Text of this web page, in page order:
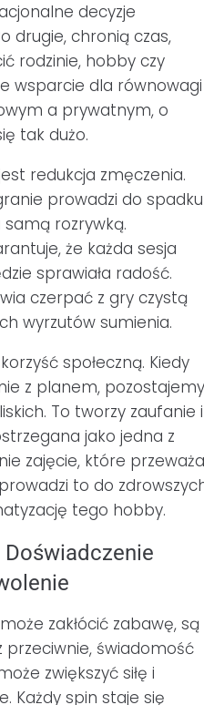
decyzje
drugie, chronią czas,
rodzinie, hobby czy
wsparcie dla równowagi
a prywatnym, o
tak dużo.
redukcja zmęczenia.
prowadzi do spadku
rozrywką.
że każda sesja
sprawiała radość.
czerpać z gry czystą
wyrzutów sumienia.
społeczną. Kiedy
z planem, pozostajemy
To tworzy zaufanie i
jako jedna z
zajęcie, które przeważa
to do
tego hobby.
Doświadczenie
zakłócić zabawę, są
przeciwnie, świadomość
zwiększyć siłę i
Każdy spin staje się